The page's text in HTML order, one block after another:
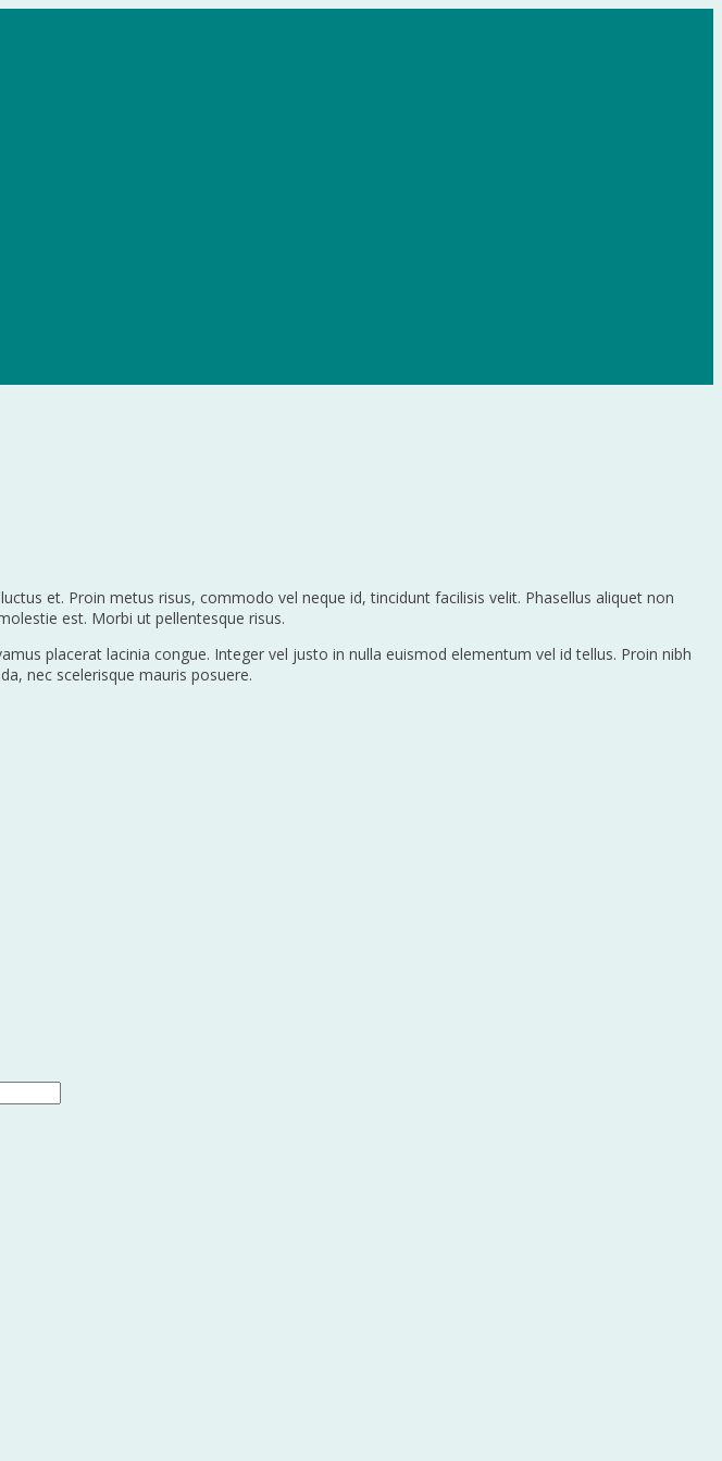
et. Proin metus risus, commodo vel neque id, tincidunt facilisis velit. Phasellus aliquet non
est. Morbi ut pellentesque risus.
placerat lacinia congue. Integer vel justo in nulla euismod elementum vel id tellus. Proin nibh
nec scelerisque mauris posuere.